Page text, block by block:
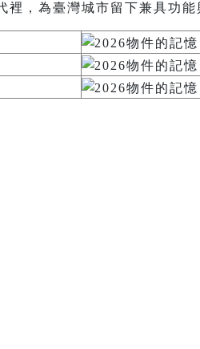
，為臺灣城市留下兼具功能